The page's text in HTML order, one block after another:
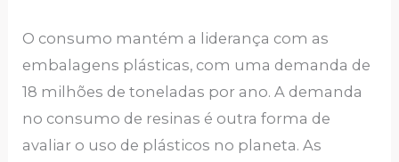
O consumo mantém a liderança com as
embalagens plásticas, com uma demanda de
18 milhões de toneladas por ano. A demanda
no consumo de resinas é outra forma de
avaliar o uso de plásticos no planeta. As